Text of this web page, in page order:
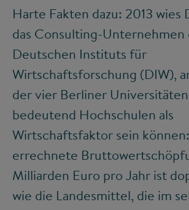
Harte Fakten dazu: 2013 wies
das Consulting-Unternehmen
Deutschen Instituts für
Wirtschaftsforschung (DIW),
der vier Berliner
bedeutend Hochschulen als
Wirtschaftsfaktor sein
errechnete
Milliarden Euro pro Jahr ist
wie die Landesmittel, die im